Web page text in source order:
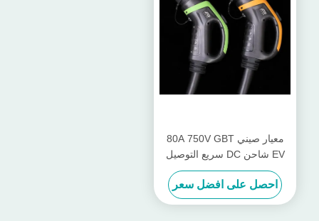
معيار صيني 80A 750V GBT
EV شاحن DC سريع التوصيل
احصل على افضل سعر